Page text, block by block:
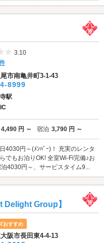
5つ星のうち3
3.10
市南亀井町3-1-43
8999
駅
4,490 円 ～ 宿泊 3,790 円 ～
4030円～(ﾒﾝﾊﾞｰ)！ 充実のレンタ
でもお泊りOK! 全室Wi-Fi完備♪お
4030円～、サービスタイム9...
Delight Group】
おすすめ
阪市長田東4-4-13